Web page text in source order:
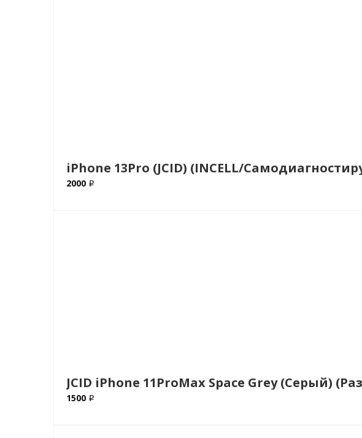
iPhone 13Pro (JCID) (INCELL/
2000 ₽
JCID iPhone 11ProMax Space Grey (Серый)
1500 ₽